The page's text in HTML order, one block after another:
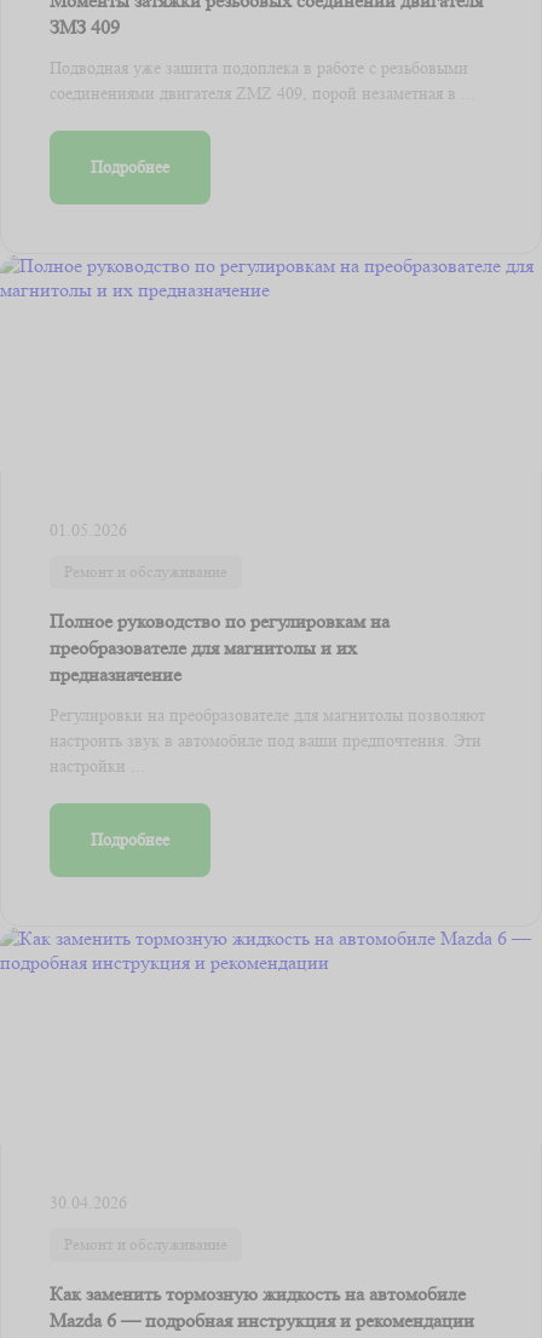
ЗМЗ 409
Подводная уже зашита подоплека в работе с резьбовыми
соединениями двигателя ZMZ 409, порой незаметная в ...
Подробнее
01.05.2026
Ремонт и обслуживание
Полное руководство по регулировкам на
преобразователе для магнитолы и их
предназначение
Регулировки на преобразователе для магнитолы позволяют
настроить звук в автомобиле под ваши предпочтения. Эти
настройки ...
Подробнее
30.04.2026
Ремонт и обслуживание
Как заменить тормозную жидкость на автомобиле
Mazda 6 — подробная инструкция и рекомендации